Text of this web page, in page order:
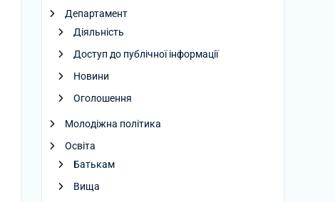
Департамент
Діяльність
Доступ до публічної інформації
Новини
Оголошення
Молодіжна політика
Освіта
Батькам
Вища